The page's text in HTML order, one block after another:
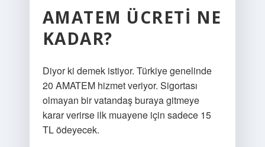
AMATEM ÜCRETI NE
KADAR?
Diyor ki demek istiyor. Türkiye genelinde
20 AMATEM hizmet veriyor. Sigortası
olmayan bir vatandaş buraya gitmeye
karar verirse ilk muayene için sadece 15
TL ödeyecek.